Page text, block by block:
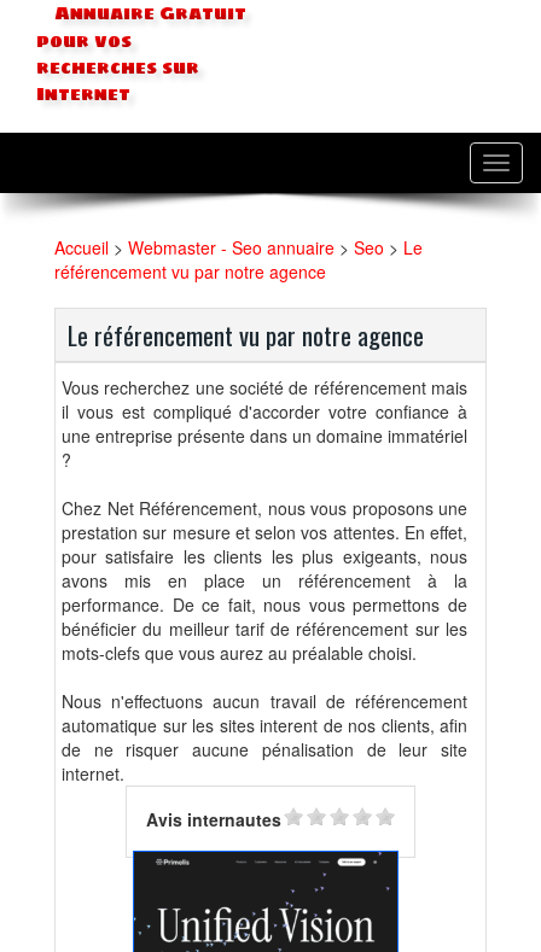
Annuaire Gratuit
pour vos
recherches sur
Internet
Accueil > Webmaster - Seo annuaire > Seo > Le
référencement vu par notre agence
Le référencement vu par notre agence
Vous recherchez une société de référencement mais
il vous est compliqué d'accorder votre confiance à
une entreprise présente dans un domaine immatériel
?
Chez Net Référencement, nous vous proposons une
prestation sur mesure et selon vos attentes. En effet,
pour satisfaire les clients les plus exigeants, nous
avons mis en place un référencement à la
performance. De ce fait, nous vous permettons de
bénéficier du meilleur tarif de référencement sur les
mots-clefs que vous aurez au préalable choisi.
Nous n'effectuons aucun travail de référencement
automatique sur les sites interent de nos clients, afin
de ne risquer aucune pénalisation de leur site
internet.
Avis internautes